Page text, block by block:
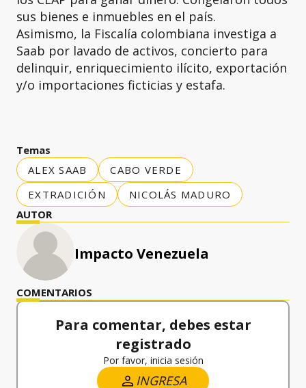
sus bienes e inmuebles en el país.
Asimismo, la Fiscalía colombiana investiga a
Saab por lavado de activos, concierto para
delinquir, enriquecimiento ilícito, exportación
y/o importaciones ficticias y estafa.
Temas
ALEX SAAB
CABO VERDE
EXTRADICIÓN
NICOLÁS MADURO
AUTOR
Impacto Venezuela
COMENTARIOS
Para comentar, debes estar
registrado
Por favor, inicia sesión
INGRESA